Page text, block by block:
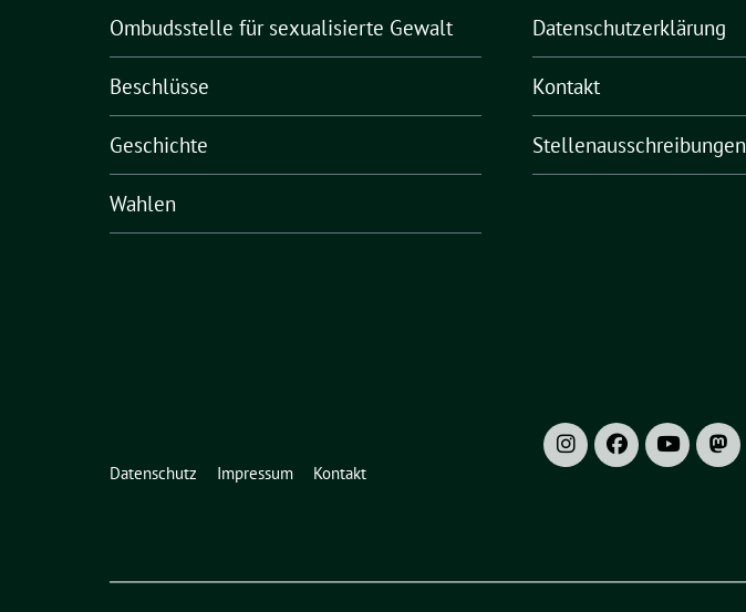
Ombudsstelle für sexualisierte Gewalt
Beschlüsse
Geschichte
Wahlen
Datenschutzerklärung
Kontakt
Stellenausschreibungen
Datenschutz Impressum Kontakt